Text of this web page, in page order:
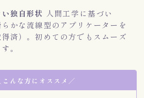
独自形状 人間工学に基づい
かな流線型のアプリケーターを
済）。初めての方でもスムーズ
。
こんな方にオススメ／